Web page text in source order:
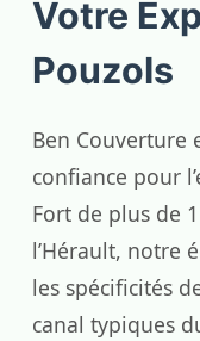
Votre
Pouzols
Ben Couverture
confiance pour
Fort de plus de
l’Hérault, notre
les spécificités
canal typiques